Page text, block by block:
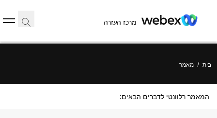
מרכז העזרה
בית / מאמר
המאמר רלוונטי לדברים הבאים: